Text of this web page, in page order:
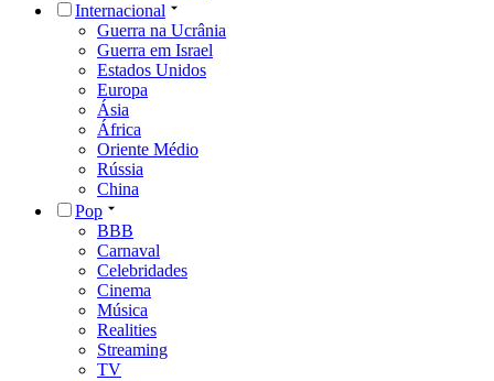
Internacional
Guerra na Ucrânia
Guerra em Israel
Estados Unidos
Europa
Ásia
África
Oriente Médio
Rússia
China
Pop
BBB
Carnaval
Celebridades
Cinema
Música
Realities
Streaming
TV